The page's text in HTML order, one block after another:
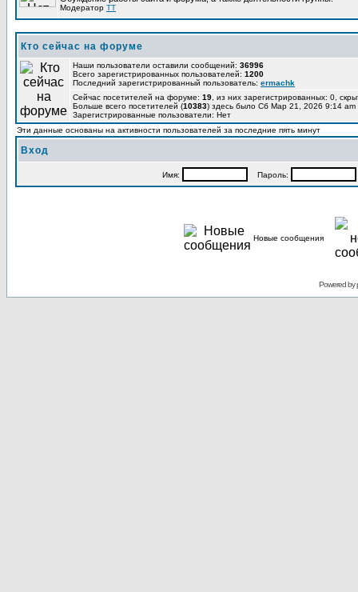
Модератор TT
Кто сейчас на форуме
Наши пользователи оставили сообщений: 36996
Всего зарегистрированных пользователей: 1200
Последний зарегистрированный пользователь: ermachk
Сейчас посетителей на форуме: 19 , из них зарегистрированных: 0,
Больше всего посетителей (10383) здесь было Сб Мар 21, 2026 9:14 am
Зарегистрированные пользователи: Нет
Эти данные основаны на активности пользователей за последние пять минут
Вход
Имя: Пароль:
Новые сообщения
Powered by